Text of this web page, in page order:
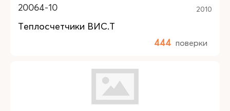
20064-10 2010
Теплосчетчики ВИС.Т
444 поверки